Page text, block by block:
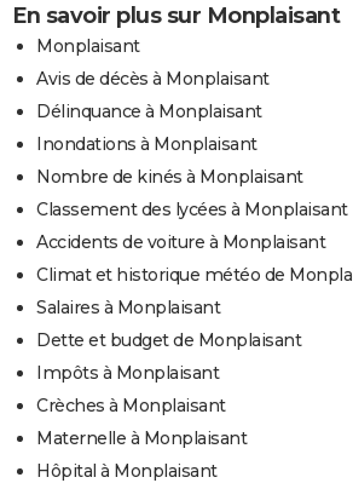
En savoir plus sur Monplaisant
Monplaisant
Avis de décès à Monplaisant
Délinquance à Monplaisant
Inondations à Monplaisant
Nombre de kinés à Monplaisant
Classement des lycées à Monplaisant
Accidents de voiture à Monplaisant
Climat et historique météo de
Salaires à Monplaisant
Dette et budget de Monplaisant
Impôts à Monplaisant
Crèches à Monplaisant
Maternelle à Monplaisant
Hôpital à Monplaisant